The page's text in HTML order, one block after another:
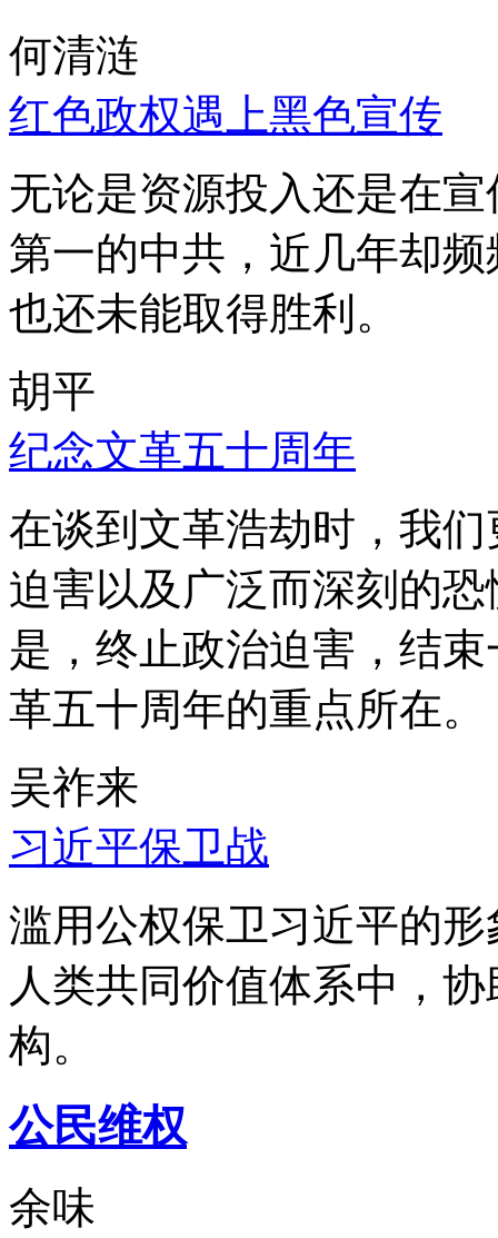
何清涟
红色政权遇上黑色宣传
无论是资源投入还是在
第一的中共，近几年却
也还未能取得胜利。
胡平
纪念文革五十周年
在谈到文革浩劫时，我
迫害以及广泛而深刻的
是，终止政治迫害，结
革五十周年的重点所在。
吴祚来
习近平保卫战
滥用公权保卫习近平的
人类共同价值体系中，
构。
公民维权
余味